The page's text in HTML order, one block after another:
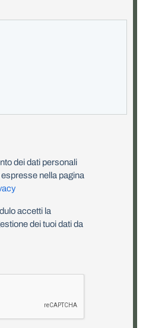
dei dati personali
nella pagina
accetti la
dei tuoi dati da